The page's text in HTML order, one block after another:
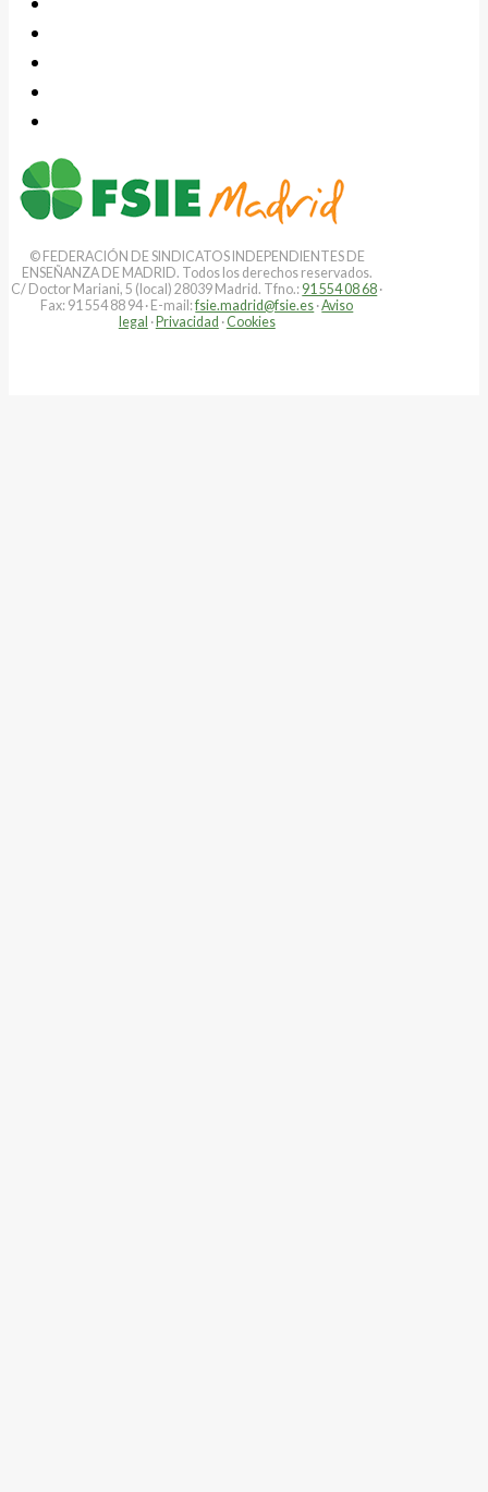
© FEDERACIÓN DE SINDICATOS INDEPENDIENTES DE
ENSEÑANZA DE MADRID. Todos los derechos reservados.
C/ Doctor Mariani, 5 (local) 28039 Madrid. Tfno.: 91 554 08 68 ·
Fax: 91 554 88 94 · E-mail:fsie.madrid@fsie.es ·Aviso
legal ·Privacidad · Cookies